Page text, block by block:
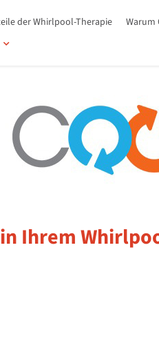
der Whirlpool-Therapie Warum
Ihrem